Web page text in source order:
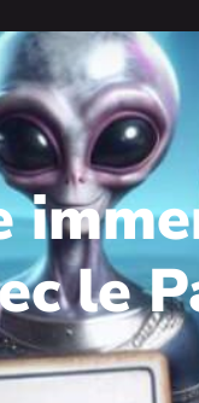
le